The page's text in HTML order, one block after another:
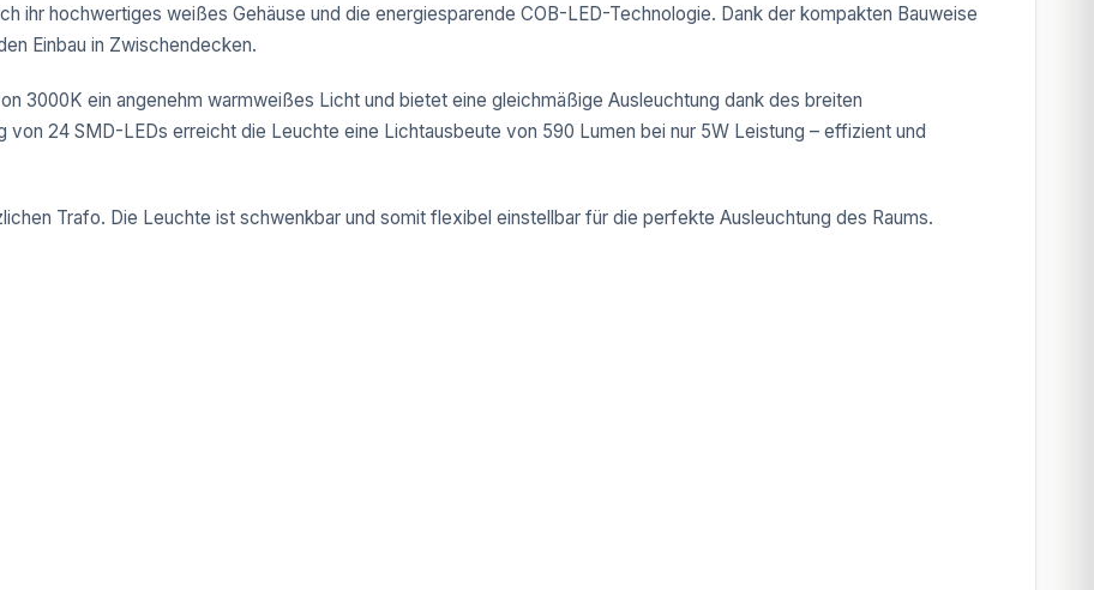
ihr hochwertiges weißes Gehäuse und die energiesparende COB-LED-Technologie. Dank der kompakten Bauweise
Einbau in Zwischendecken.
3000K ein angenehm warmweißes Licht und bietet eine gleichmäßige Ausleuchtung dank des breiten
von 24 SMD-LEDs erreicht die Leuchte eine Lichtausbeute von 590 Lumen bei nur 5W Leistung – effizient und
Trafo. Die Leuchte ist schwenkbar und somit flexibel einstellbar für die perfekte Ausleuchtung des Raums.